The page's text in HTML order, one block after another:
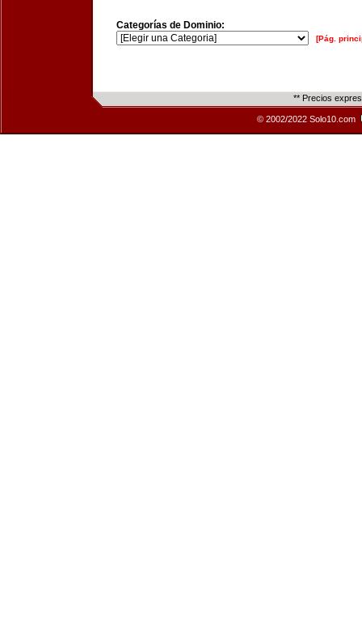
Categorías de Dominio:
[Pág.
** Precios
© 2002/2022 Solo10.com